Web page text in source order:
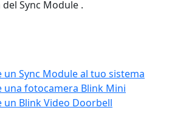
Sync Module .
un Sync Module al tuo sistema
una fotocamera Blink Mini
un Blink Video Doorbell